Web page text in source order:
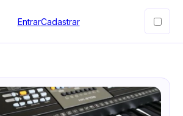
EntrarCadastrar